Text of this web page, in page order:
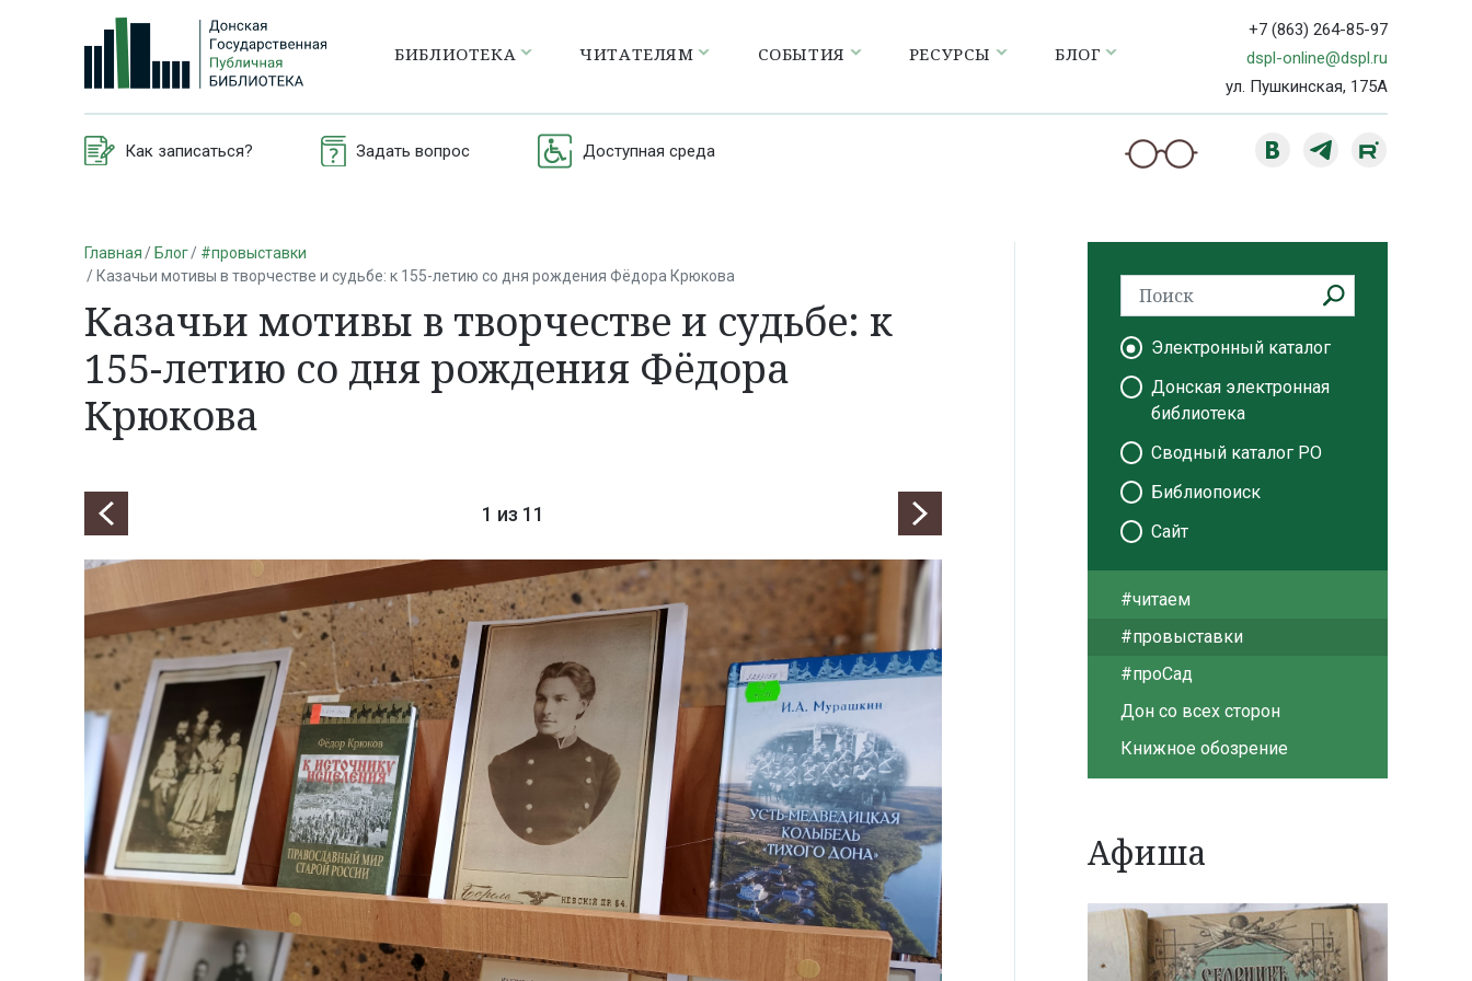
БИБЛИОТЕКА ЧИТАТЕЛЯМ СОБЫТИЯ РЕСУРСЫ БЛОГ
+7 (863) 264-85-97
dspl-online@dspl.ru
ул. Пушкинская, 175А
Как записаться? Задать вопрос Доступная среда
Главная Блог
#провыставки
Казачьи мотивы в творчестве и судьбе: к 155-летию со дня рождения Фёдора Крюкова
Казачьи мотивы в творчестве и судьбе: к
155-летию со дня рождения Фёдора
Крюкова
1 из 11
Электронный каталог
Донская электронная
библиотека
Сводный каталог РО
Библиопоиск
Сайт
#читаем
#провыставки
#проСад
Дон со всех сторон
Книжное обозрение
Афиша